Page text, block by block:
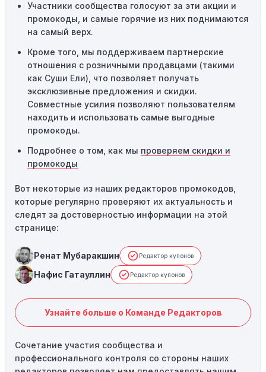
привести к неработоспособности кодов промокодов. В
таких случаях следует обратиться за помощью в
службу поддержки.
Участники сообщества голосуют за эти акции и
промокоды, и самые горячие из них поднимаются
на самый верх.
Кроме того, мы поддерживаем партнерские
отношения с розничными продавцами (такими
как Суши Ели), что позволяет получать
эксклюзивные предложения и скидки.
Совместные усилия позволяют пользователям
находить и использовать самые выгодные
промокоды.
Подробнее о том, как мы проверяем скидки и
промокоды
Вот некоторые из наших редакторов промокодов,
которые регулярно проверяют их актуальность и
следят за достоверностью информации на этой
странице:
Ренат Мубаракшин Редактор купонов
Нафис Гатауллин Редактор купонов
Узнайте больше о Команде Редакторов
Сочетание участия сообщества и
профессионального контроля со стороны наших